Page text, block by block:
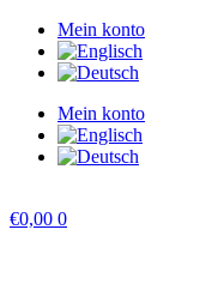
Zum
Inhalt
springen
Mein konto
Mein konto
€0,00 0